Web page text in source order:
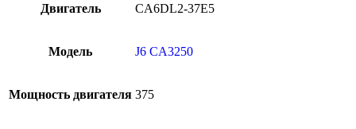
Двигатель CA6DL2-37E5
Модель J6 CA3250
Мощность двигателя 375